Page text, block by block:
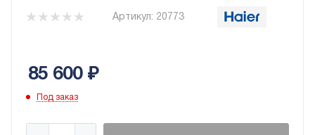
Артикул: 20773
85 600₽
Под заказ